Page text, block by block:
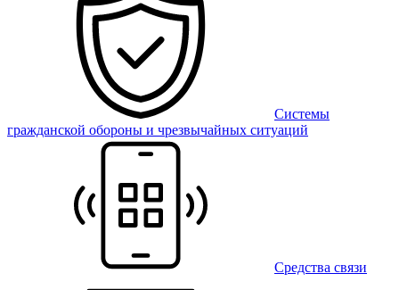
Системы
гражданской обороны и чрезвычайных ситуаций
Средства связи